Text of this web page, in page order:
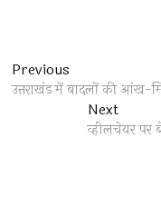
Post
navigation
Previous
post:
उत्तराखंड में बादलों की आंख-
NextNext
post:
व्हीलचेयर पर